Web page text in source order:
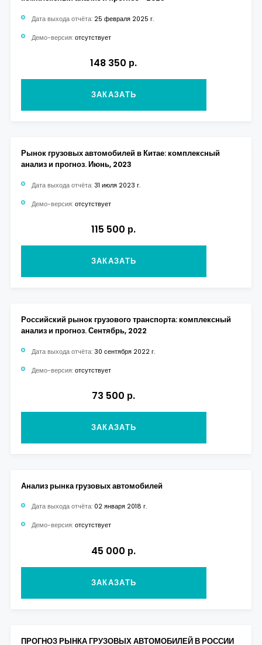
Дата выхода отчёта: 25 февраля 2025 г.
Демо-версия: отсутствует
148 350 р.
ЗАКАЗАТЬ
Рынок грузовых автомобилей в Китае: комплексный
анализ и прогноз. Июнь, 2023
Дата выхода отчёта: 31 июля 2023 г.
Демо-версия: отсутствует
115 500 р.
ЗАКАЗАТЬ
Российский рынок грузового транспорта: комплексный
анализ и прогноз. Сентябрь, 2022
Дата выхода отчёта: 30 сентября 2022 г.
Демо-версия: отсутствует
73 500 р.
ЗАКАЗАТЬ
Анализ рынка грузовых автомобилей
Дата выхода отчёта: 02 января 2018 г.
Демо-версия: отсутствует
45 000 р.
ЗАКАЗАТЬ
ПРОГНОЗ РЫНКА ГРУЗОВЫХ АВТОМОБИЛЕЙ В РОССИИ